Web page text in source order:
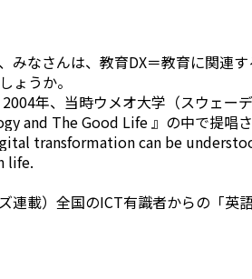
みなさんは、教育DX＝教育に関連
ょうか。
年、当時ウメオ大学（スウェー
and The Good Life 』の中で提唱
transformation can be
life.
ズ連載）全国のICT有識者からの「